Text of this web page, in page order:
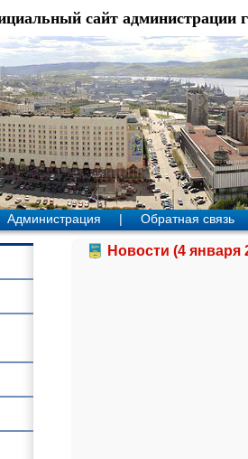
сайт администрации
Администрация | Обратная связь
Новости (4 января